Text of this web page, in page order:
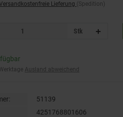
Lieferung (Spedition)
Stk
Ausland abweichend
51139
4251768801606